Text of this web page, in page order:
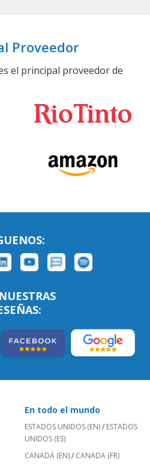
Proveedor
el principal proveedor de
En todo el mundo
ESTADOS UNIDOS (EN)/ ESTADOS
UNIDOS (ES)
CANADÁ (EN)/ CANADA (FR)